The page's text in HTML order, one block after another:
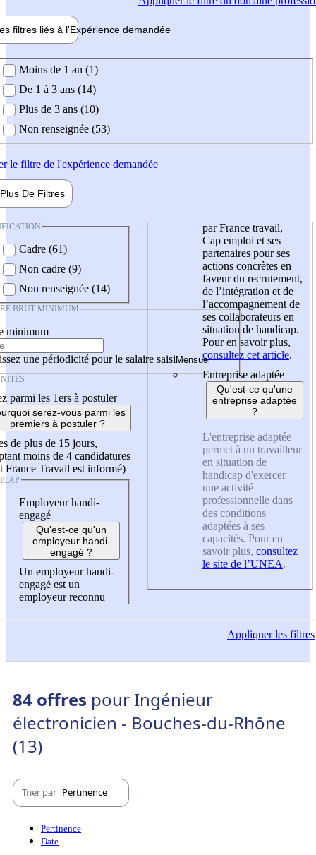
filtres liés à l'Expérience demandée
demandée
Moins de 1 an (1)
De 1 à 3 ans (14)
Plus de 3 ans (10)
Non renseignée (53)
le filtre de l'expérience demandée
Plus De Filtres
Cadre (61)
Non cadre (9)
Non renseignée (14)
BRUT MINIMUM
minimum
une périodicité pour le salaire saisi
parmi les 1ers à postuler
serez-vous parmi les
premiers à postuler ?
de plus de 15 jours,
moins de 4 candidatures
France Travail est informé)
Employeur handi-
engagé
Qu'est-ce qu'un
employeur handi-
engagé ?
Un employeur handi-
engagé est un
employeur reconnu
par France travail,
Cap emploi et ses
partenaires pour ses
actions concrètes en
faveur du recrutement,
de l’intégration et de
l’accompagnement de
ses collaborateurs en
situation de handicap.
Pour en savoir plus,
consultez cet article.
Entreprise adaptée
Qu'est-ce qu'une
entreprise adaptée
?
L'entreprise adaptée
permet à un travailleur
en situation de
handicap d'exercer
une activité
professionnelle dans
des conditions
adaptées à ses
capacités. Pour en
savoir plus, consultez
le site de l’UNEA.
Appliquerles filtres
84 offres pour Ingénieur
électronicien - Bouches-du-Rhône
(13)
Trier par Pertinence
Pertinence
Date